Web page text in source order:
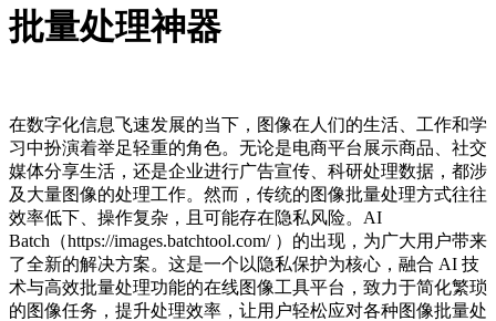
批量处理神器
在数字化信息飞速发展的当下，图像在人们的生活、工作和学
习中扮演着举足轻重的角色。无论是电商平台展示商品、社交
媒体分享生活，还是企业进行广告宣传、科研处理数据，都涉
及大量图像的处理工作。然而，传统的图像批量处理方式往往
效率低下、操作复杂，且可能存在隐私风险。AI
Batch（https://images.batchtool.com/ ）的出现，为广大用户带来
了全新的解决方案。这是一个以隐私保护为核心，融合 AI 技
术与高效批量处理功能的在线图像工具平台，致力于简化繁琐
的图像任务，提升处理效率，让用户轻松应对各种图像批量处